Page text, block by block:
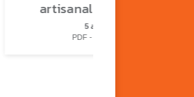
artisanal du Gosier
5 août
PDF - 1.2 Mio